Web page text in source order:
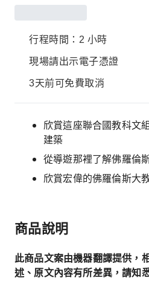
行程時間：2 小時
現場請出示電子憑證
3天前可免費取消
欣賞這座聯合國教科文
建築
從導遊那裡了解佛羅倫
欣賞宏偉的佛羅倫斯大
商品說明
此商品文案由機器翻譯提供，
述、原文內容有所差異，請知